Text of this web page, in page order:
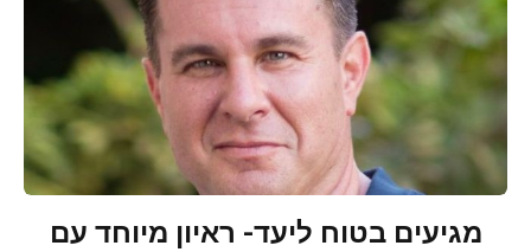
מגיעים בטוח ליעד- ראיון מיוחד עם